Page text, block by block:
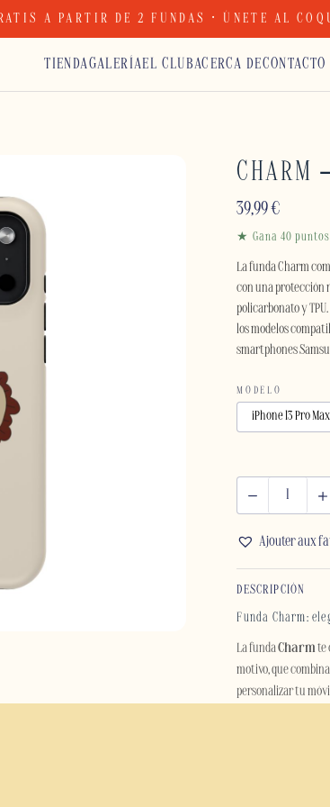
A PARTIR DE 2 FUNDAS · ÚNETE AL
TIENDAGALERÍAEL CLUBACERCA DECONTACTO
CHARM
39,99€
★ Gana 40
La funda Charm
con una protección
policarbonato y
los modelos
smartphones
MODELO
IPHONE
cantidad
Ajouter aux
DESCRIPCIÓN
Funda Charm:
La fundaCharmte
motivo, que
personalizar tu